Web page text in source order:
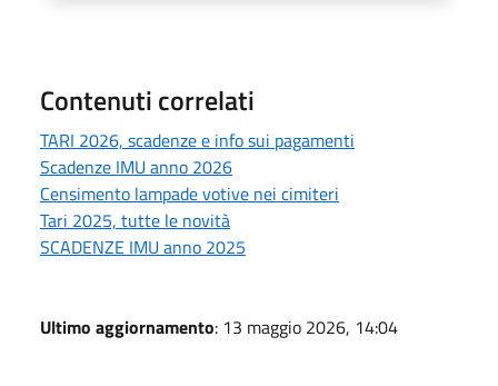
Contenuti correlati
TARI 2026, scadenze e info sui pagamenti
Scadenze IMU anno 2026
Censimento lampade votive nei cimiteri
Tari 2025, tutte le novità
SCADENZE IMU anno 2025
Ultimo aggiornamento: 13 maggio 2026, 14:04